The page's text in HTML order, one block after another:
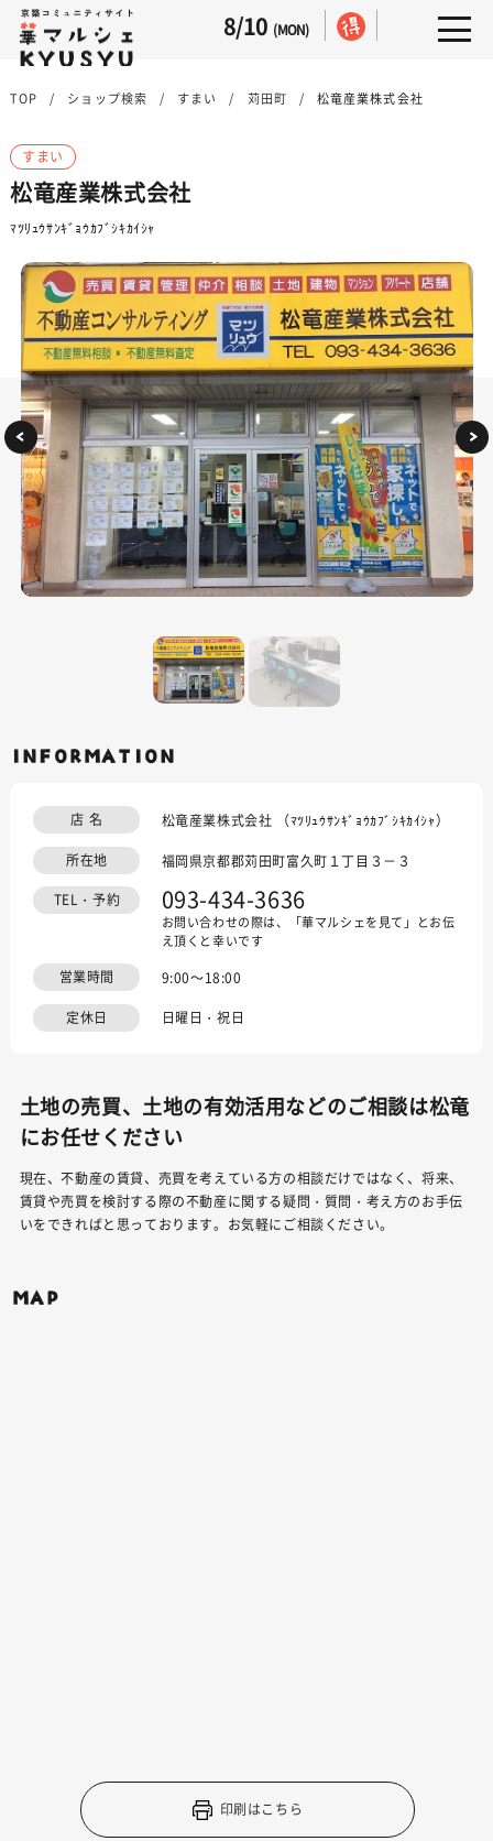
8/10 (MON)
TOP ショップ検索 すまい 苅田町 松竜産業株式会社
すまい
松竜産業株式会社
ﾏﾂﾘｭｳｻﾝｷﾞｮｳｶﾌﾞｼｷｶｲｼｬ
INFORMATION
店 名
松竜産業株式会社 （ﾏﾂﾘｭｳｻﾝｷﾞｮｳｶﾌﾞｼｷｶｲｼｬ）
所在地
福岡県京都郡苅田町富久町１丁目３－３
TEL・予約
093-434-3636
お問い合わせの際は、「華マルシェを見て」とお伝
え頂くと幸いです
営業時間
9:00～18:00
定休日
日曜日・祝日
土地の売買、土地の有効活用などのご相談は松竜
にお任せください
現在、不動産の賃貸、売買を考えている方の相談だけではなく、将来、
賃貸や売買を検討する際の不動産に関する疑問・質問・考え方のお手伝
いをできればと思っております。お気軽にご相談ください。
MAP
印刷はこちら